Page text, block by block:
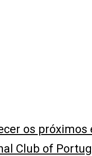
os próximos
Club of